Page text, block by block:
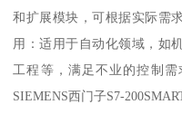
和扩展模块，可根据实际需
用：适用于自动化领域，如
工程等，满足不业的控制需
SIEMENS西门子S7-